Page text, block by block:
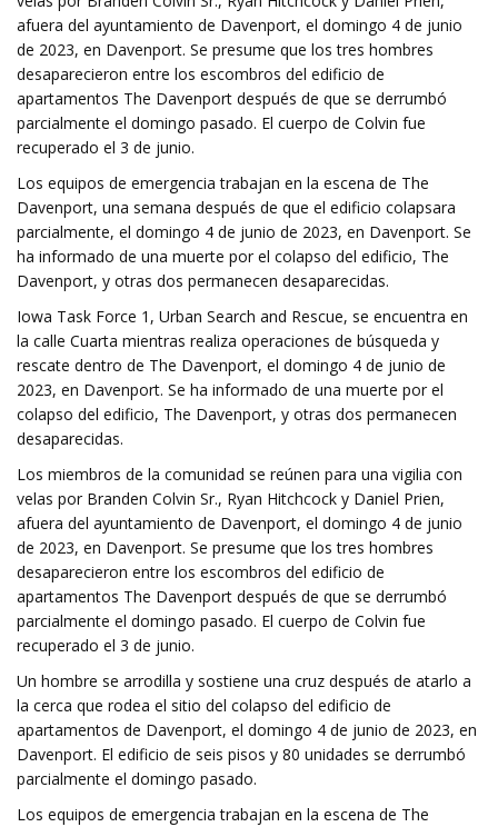
afuera del ayuntamiento de Davenport, el domingo 4 de junio
de 2023, en Davenport. Se presume que los tres hombres
desaparecieron entre los escombros del edificio de
apartamentos The Davenport después de que se derrumbó
parcialmente el domingo pasado. El cuerpo de Colvin fue
recuperado el 3 de junio.
Los equipos de emergencia trabajan en la escena de The
Davenport, una semana después de que el edificio colapsara
parcialmente, el domingo 4 de junio de 2023, en Davenport. Se
ha informado de una muerte por el colapso del edificio, The
Davenport, y otras dos permanecen desaparecidas.
Iowa Task Force 1, Urban Search and Rescue, se encuentra en
la calle Cuarta mientras realiza operaciones de búsqueda y
rescate dentro de The Davenport, el domingo 4 de junio de
2023, en Davenport. Se ha informado de una muerte por el
colapso del edificio, The Davenport, y otras dos permanecen
desaparecidas.
Los miembros de la comunidad se reúnen para una vigilia con
velas por Branden Colvin Sr., Ryan Hitchcock y Daniel Prien,
afuera del ayuntamiento de Davenport, el domingo 4 de junio
de 2023, en Davenport. Se presume que los tres hombres
desaparecieron entre los escombros del edificio de
apartamentos The Davenport después de que se derrumbó
parcialmente el domingo pasado. El cuerpo de Colvin fue
recuperado el 3 de junio.
Un hombre se arrodilla y sostiene una cruz después de atarlo a
la cerca que rodea el sitio del colapso del edificio de
apartamentos de Davenport, el domingo 4 de junio de 2023, en
Davenport. El edificio de seis pisos y 80 unidades se derrumbó
parcialmente el domingo pasado.
Los equipos de emergencia trabajan en la escena de The